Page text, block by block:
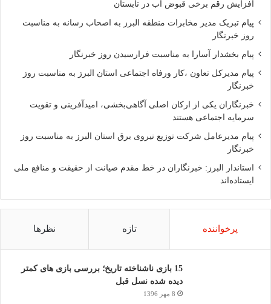
افزایش رقم برخی قبوض آب در تابستان
پیام تبریک مدیر مخابرات منطقه البرز به اصحاب رسانه به مناسبت
روز خبرنگار
پیام بخشدار آسارا به مناسبت فرارسیدن روز خبرنگار
پیام مدیرکل تعاون ،کار ورفاه اجتماعی استان البرز به مناسبت روز
خبرنگار
خبرنگاران یکی از ارکان اصلی آگاهی‌بخشی، امیدآفرینی و تقویت
سرمایه اجتماعی هستند
پیام مدیرعامل شرکت توزیع نیروی برق استان البرز به مناسبت روز
خبرنگار
استاندار البرز: خبرنگاران در خط مقدم صیانت از حقیقت و منافع ملی
ایستاده‌اند
پرخواننده تازه نظرها
15 بازی ناشناخته تاریخ؛ بررسی بازی های کمتر
دیده شده نسل قبل
8 مهر 1396